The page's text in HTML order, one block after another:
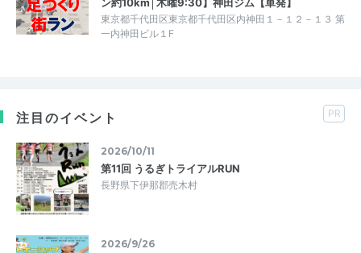
東京都千代田区東京都千代田区内神田１－１２－１３ 第
一内神田ビル１F
注目のイベント PR
2026/10/11
第11回 うるぎトライアルRUN
長野県下伊那郡売木村
2026/9/26